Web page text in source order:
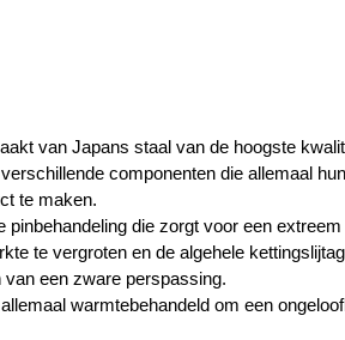
van Japans staal van de hoogste
componenten die allemaal
te maken.
pinbehandeling die zorgt voor een
te vergroten en de algehele
een zware perspassing.
warmtebehandeld om een